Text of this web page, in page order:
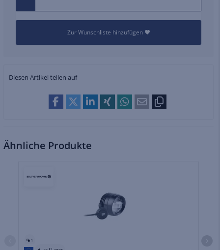
Zur Wunschliste hinzufügen
Diesen Artikel teilen auf
Ähnliche Produkte
1